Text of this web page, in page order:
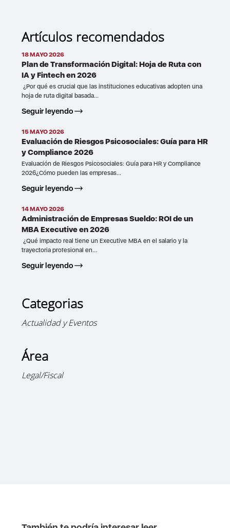
Artículos recomendados
18 MAYO 2026
Plan de Transformación Digital: Hoja de Ruta con
IA y Fintech en 2026
¿Por qué es crucial que las instituciones educativas adopten una
hoja de ruta digital basada...
Seguir leyendo
15 MAYO 2026
Evaluación de Riesgos Psicosociales: Guía para HR
y Compliance 2026
Evaluación de Riesgos Psicosociales: Guía para HR y Compliance
2026¿Cómo pueden las empresas...
Seguir leyendo
14 MAYO 2026
Administración de Empresas Sueldo: ROI de un
MBA Executive en 2026
¿Qué impacto real tiene un Executive MBA en el salario y la
trayectoria profesional en...
Seguir leyendo
Categorias
Actualidad y Eventos
Área
Legal/Fiscal